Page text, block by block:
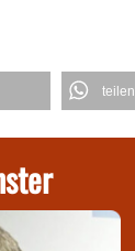
teilen